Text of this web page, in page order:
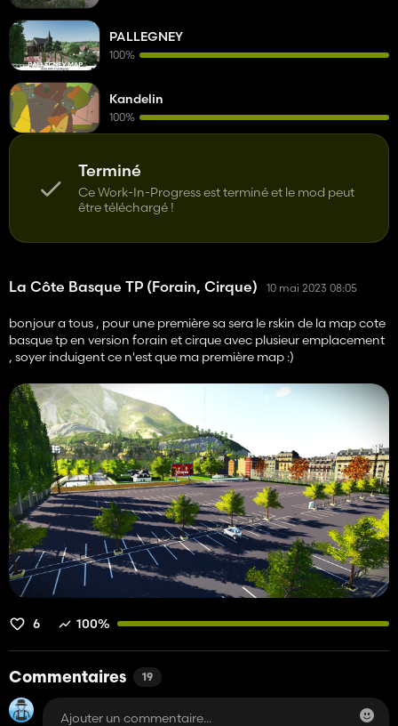
Terminé
Ce Work-In-Progress est terminé et le mod peut
être téléchargé !
La Côte Basque TP (Forain, Cirque) 10 mai 2023 08:05
bonjour a tous , pour une première sa sera le rskin de la map cote
basque tp en version forain et cirque avec plusieur emplacement
, soyer induigent ce n'est que ma première map :)
6 100%
Commentaires 19
PALLEGNEY
100%
Kandelin
100%